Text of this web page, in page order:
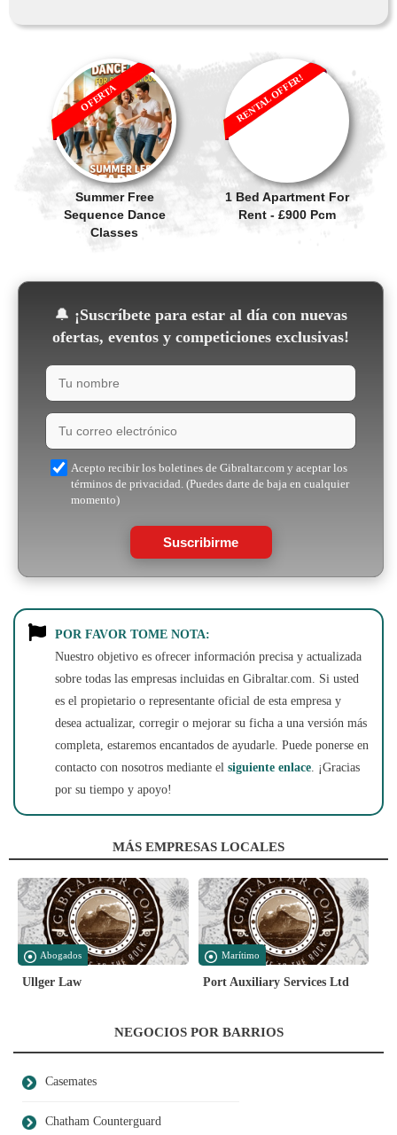
Summer Free
Sequence Dance
Classes
OFERTA
1 Bed Apartment For
Rent - £900 Pcm
RENTAL OFFER!
🔔 ¡Suscríbete para estar al día con nuevas
ofertas, eventos y competiciones exclusivas!
Acepto recibir los boletines de Gibraltar.com y aceptar los
términos de privacidad. (Puedes darte de baja en cualquier
momento)
Suscribirme
POR FAVOR TOME NOTA:
Nuestro objetivo es ofrecer información precisa y actualizada
sobre todas las empresas incluidas en Gibraltar.com. Si usted
es el propietario o representante oficial de esta empresa y
desea actualizar, corregir o mejorar su ficha a una versión más
completa, estaremos encantados de ayudarle. Puede ponerse en
contacto con nosotros mediante el siguiente enlace. ¡Gracias
por su tiempo y apoyo!
MÁS EMPRESAS LOCALES
Abogados
Ullger Law
Marítimo
Port Auxiliary Services Ltd
NEGOCIOS POR BARRIOS
Casemates
Chatham Counterguard